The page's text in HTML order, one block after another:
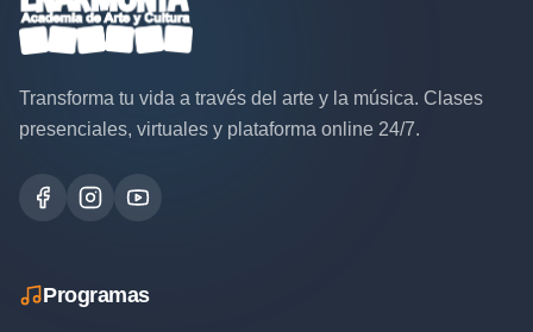
Transforma tu vida a través del arte y la música. Clases
presenciales, virtuales y plataforma online 24/7.
Programas